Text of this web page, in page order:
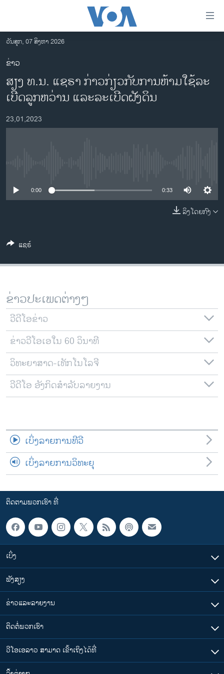
ເຂົ້າ
ຫາ
ຂ້າມ
ຂ້າມ
ຂ້າມ
ໄປ
ຫາ
ຊອກ
ອາເມຣິກາ
ການເລືອກຕັ້ງ ປະທານາທີບໍດີ ສະຫະລັດ 2024
ຂ່າວ​ຈີນ
ຊີວິດຊາວລາວ
ທຸລະກິດ
ພາສາອັງກິດ
ສຽງ
ລາຍການກະຈາຍສຽງ
ລາຍງານ
ຕິດຕາມພວກເຮົາ ທີ່
ພາສາຕ່າງໆ
ວັນສຸກ, 07 ສິງຫາ 2026
ຂ່າວ
ສຽງ ທ.ນ. ແຊ​ຣາ ກ່າວ​ກ່ຽວ​ກັບ​ການ​ຫ້າມ​ໃຊ້​ລະ​
ເບີດ​ລູກ​ຫວ່ານ ແລະ​ລະ​ເບີດຝັງ​ດິນ
23,01,2023
0:00 0:33
ລິງໂດຍກົງ
ແຊຣ໌
ຂ່າວປະເພດຕ່າງໆ
ວີດີໂອຂ່າວ
ຂ່າວວີໂອເອໃນ 60 ວິນາທີ
ວິທະຍາສາດ-ເທັກໂນໂລຈີ
ວີດີໂອ ອັງກິດສຳລັບລາຍງານ
ເບິ່ງລາຍການທີວີ
ເບິ່ງລາຍການວິທະຍຸ
ຕິດຕາມພວກເຮົາ ທີ່
ເບິ່ງ
ຟັງສຽງ
ຂ່າວແລະລາຍງານ
ຕິດຕໍ່ພວກເຮົາ
ວີໂອເອລາວ ສາມາດ ເຂົ້າເຖິງໄດ້ທີ່